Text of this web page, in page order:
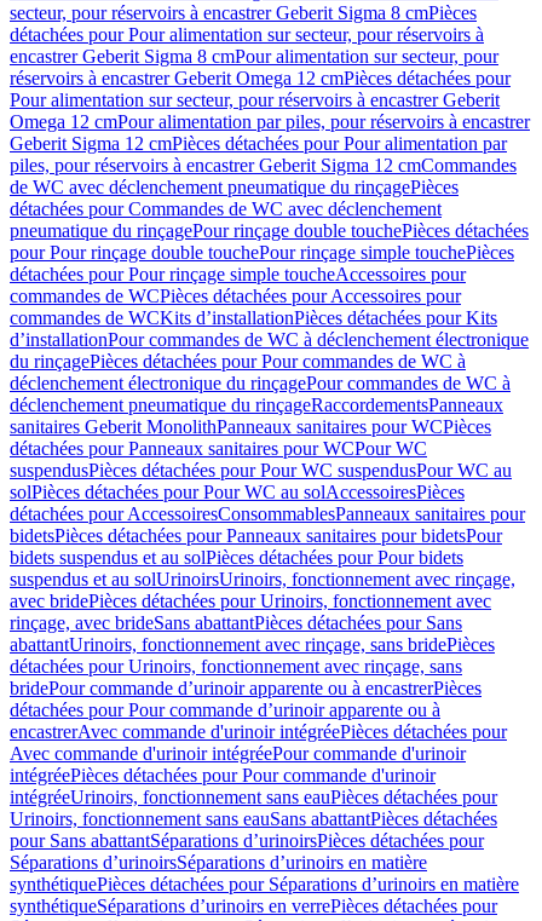
secteur, pour réservoirs à encastrer Geberit Sigma 8 cmPièces
détachées pour Pour alimentation sur secteur, pour réservoirs à
encastrer Geberit Sigma 8 cmPour alimentation sur secteur, pour
réservoirs à encastrer Geberit Omega 12 cmPièces détachées pour
Pour alimentation sur secteur, pour réservoirs à encastrer Geberit
Omega 12 cmPour alimentation par piles, pour réservoirs à encastrer
Geberit Sigma 12 cmPièces détachées pour Pour alimentation par
piles, pour réservoirs à encastrer Geberit Sigma 12 cmCommandes
de WC avec déclenchement pneumatique du rinçagePièces
détachées pour Commandes de WC avec déclenchement
pneumatique du rinçagePour rinçage double touchePièces détachées
pour Pour rinçage double touchePour rinçage simple touchePièces
détachées pour Pour rinçage simple toucheAccessoires pour
commandes de WCPièces détachées pour Accessoires pour
commandes de WCKits d’installationPièces détachées pour Kits
d’installationPour commandes de WC à déclenchement électronique
du rinçagePièces détachées pour Pour commandes de WC à
déclenchement électronique du rinçagePour commandes de WC à
déclenchement pneumatique du rinçageRaccordementsPanneaux
sanitaires Geberit MonolithPanneaux sanitaires pour WCPièces
détachées pour Panneaux sanitaires pour WCPour WC
suspendusPièces détachées pour Pour WC suspendusPour WC au
solPièces détachées pour Pour WC au solAccessoiresPièces
détachées pour AccessoiresConsommablesPanneaux sanitaires pour
bidetsPièces détachées pour Panneaux sanitaires pour bidetsPour
bidets suspendus et au solPièces détachées pour Pour bidets
suspendus et au solUrinoirsUrinoirs, fonctionnement avec rinçage,
avec bridePièces détachées pour Urinoirs, fonctionnement avec
rinçage, avec brideSans abattantPièces détachées pour Sans
abattantUrinoirs, fonctionnement avec rinçage, sans bridePièces
détachées pour Urinoirs, fonctionnement avec rinçage, sans
bridePour commande d’urinoir apparente ou à encastrerPièces
détachées pour Pour commande d’urinoir apparente ou à
encastrerAvec commande d'urinoir intégréePièces détachées pour
Avec commande d'urinoir intégréePour commande d'urinoir
intégréePièces détachées pour Pour commande d'urinoir
intégréeUrinoirs, fonctionnement sans eauPièces détachées pour
Urinoirs, fonctionnement sans eauSans abattantPièces détachées
pour Sans abattantSéparations d’urinoirsPièces détachées pour
Séparations d’urinoirsSéparations d’urinoirs en matière
synthétiquePièces détachées pour Séparations d’urinoirs en matière
synthétiqueSéparations d’urinoirs en verrePièces détachées pour